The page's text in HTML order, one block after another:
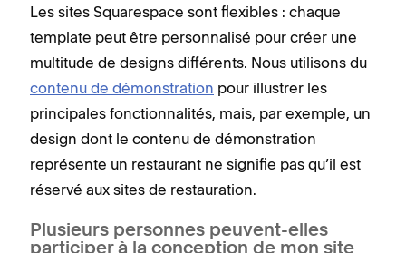
Les sites Squarespace sont flexibles : chaque
template peut être personnalisé pour créer une
multitude de designs différents. Nous utilisons du
contenu de démonstration pour illustrer les
principales fonctionnalités, mais, par exemple, un
design dont le contenu de démonstration
représente un restaurant ne signifie pas qu’il est
réservé aux sites de restauration.
Plusieurs personnes peuvent-elles
participer à la conception de mon site